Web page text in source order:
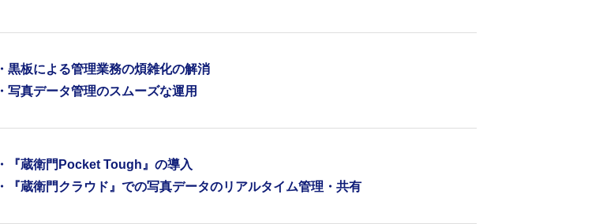
・黒板による管理業務の煩雑化の解消
・写真データ管理のスムーズな運用
・『蔵衛門Pocket Tough』の導入
・『蔵衛門クラウド』での写真データのリアルタイム管理・共有